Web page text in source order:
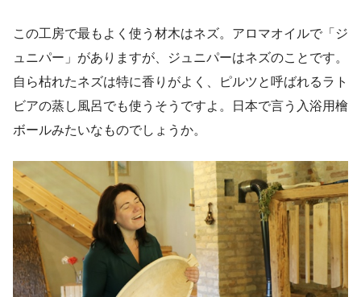
この工房で最もよく使う材木はネズ。アロマオイルで「ジ
ュニパー」がありますが、ジュニパーはネズのことです。
自ら枯れたネズは特に香りがよく、ピルツと呼ばれるラト
ビアの蒸し風呂でも使うそうですよ。日本で言う入浴用檜
ボールみたいなものでしょうか。